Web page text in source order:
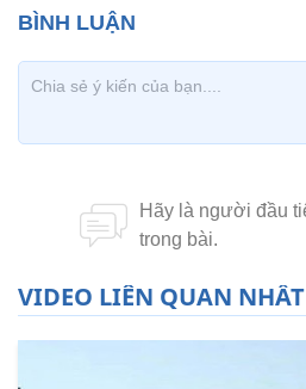
VIDEO LIÊN QUAN NHẤT